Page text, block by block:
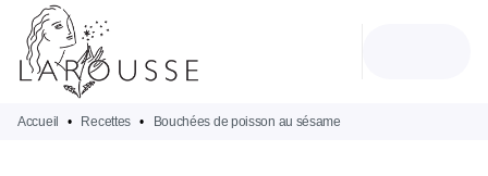
MENU
PIED DE PAGE
Accueil • Recettes • Bouchées de poisson au sésame